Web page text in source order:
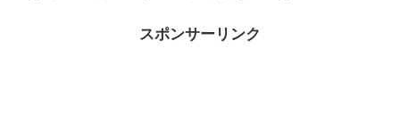
スポンサーリンク